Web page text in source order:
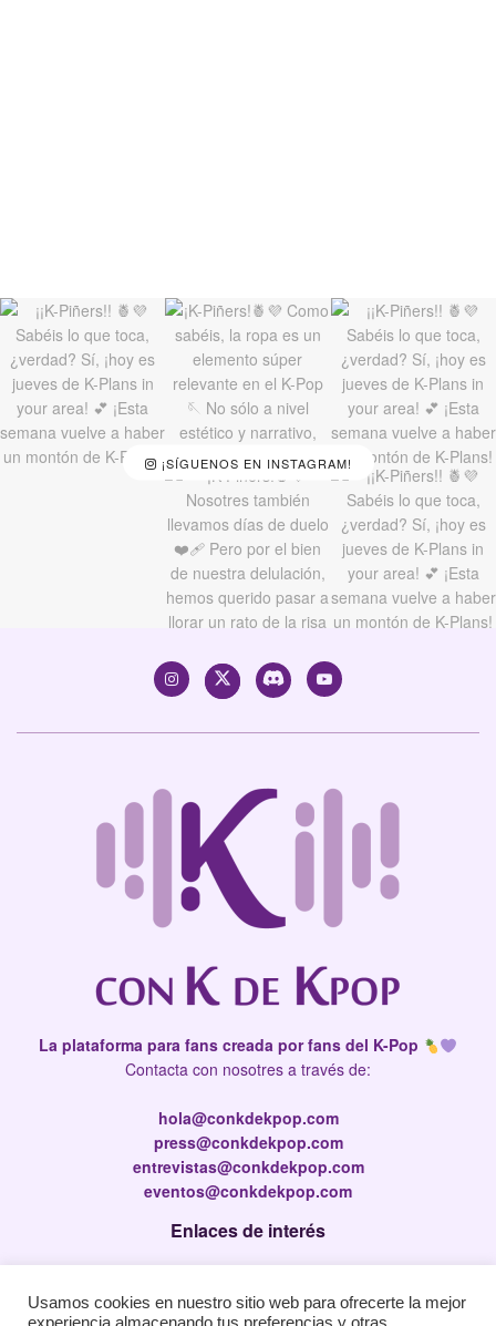
¡SÍGUENOS EN INSTAGRAM!
La plataforma para fans creada por fans del K-Pop
Contacta con nosotres a través de:
hola@conkdekpop.com
press@conkdekpop.com
entrevistas@conkdekpop.com
eventos@conkdekpop.com
Enlaces de interés
Política de privacidad
Usamos cookies en nuestro sitio web para ofrecerte la mejor